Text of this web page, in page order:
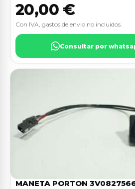
20,00 €
Con IVA, gastos de envio no incluidos.
Consultar por
MANETA PORTON